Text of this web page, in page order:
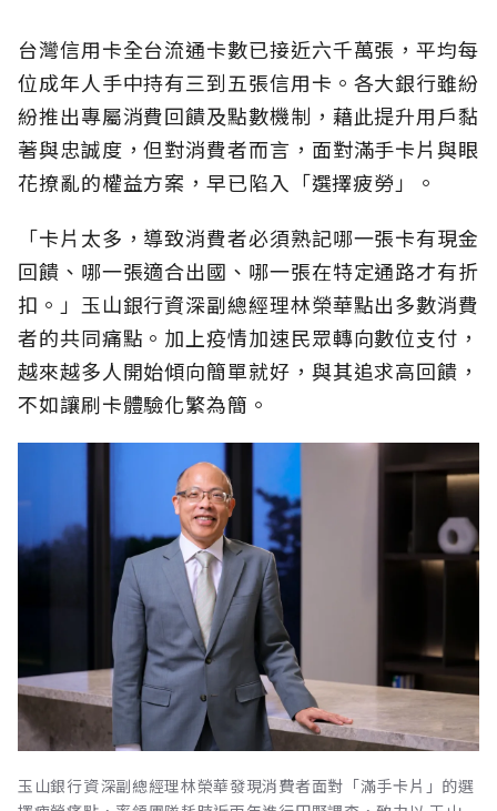
台灣信用卡全台流通卡數已接近六千萬張，平均每
位成年人手中持有三到五張信用卡。各大銀行雖紛
紛推出專屬消費回饋及點數機制，藉此提升用戶黏
著與忠誠度，但對消費者而言，面對滿手卡片與眼
花撩亂的權益方案，早已陷入「選擇疲勞」。
「卡片太多，導致消費者必須熟記哪一張卡有現金
回饋、哪一張適合出國、哪一張在特定通路才有折
扣。」玉山銀行資深副總經理林榮華點出多數消費
者的共同痛點。加上疫情加速民眾轉向數位支付，
越來越多人開始傾向簡單就好，與其追求高回饋，
不如讓刷卡體驗化繁為簡。
玉山銀行資深副總經理林榮華發現消費者面對「滿手卡片」的選